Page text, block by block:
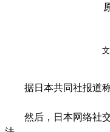
据日本共同社报道称
然后，日本网络社交